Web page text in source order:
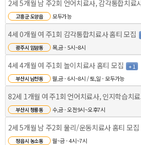
고흥군 도양읍 모두가능
4세 0개월 여 주1회 감각통합치료사 홈티 모집
광주시 임암동 목,금 - 5시~8시
4세 4개월 여 주1회 놀이치료사 홈티 모집 + 1
부산시 남천동 월,금 - 6시~8시 / 토,일 - 모두가능
부산시 청룡동 수,금 - 오전9시~오후7시
2세 5개월 남 주2회 물리/운동치료사 홈티 모집
정읍시 농소동 월~금 - 4시~7시